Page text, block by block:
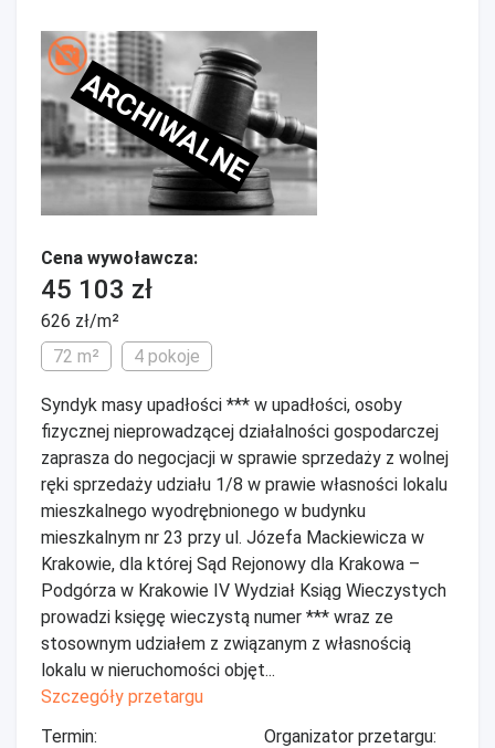
ARCHIWALNE
Cena wywoławcza:
45 103 zł
626 zł/m²
72 m²
4 pokoje
Syndyk masy upadłości *** w upadłości, osoby
fizycznej nieprowadzącej działalności gospodarczej
zaprasza do negocjacji w sprawie sprzedaży z wolnej
ręki sprzedaży udziału 1/8 w prawie własności lokalu
mieszkalnego wyodrębnionego w budynku
mieszkalnym nr 23 przy ul. Józefa Mackiewicza w
Krakowie, dla której Sąd Rejonowy dla Krakowa –
Podgórza w Krakowie IV Wydział Ksiąg Wieczystych
prowadzi księgę wieczystą numer *** wraz ze
stosownym udziałem z związanym z własnością
lokalu w nieruchomości objęt...
Szczegóły przetargu
Termin:
Organizator przetargu: